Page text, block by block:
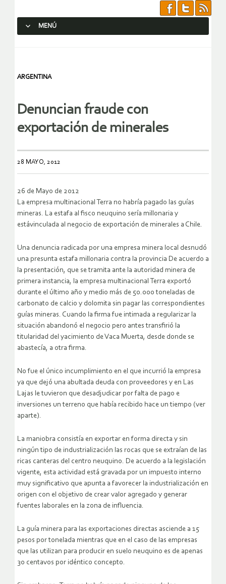
MENÚ
ARGENTINA
Denuncian fraude con
exportación de minerales
28 MAYO, 2012
26 de Mayo de 2012
La empresa multinacional Terra no habría pagado las guías
mineras. La estafa al fisco neuquino sería millonaria y
estávinculada al negocio de exportación de minerales a Chile.
Una denuncia radicada por una empresa minera local desnudó
una presunta estafa millonaria contra la provincia De acuerdo a
la presentación, que se tramita ante la autoridad minera de
primera instancia, la empresa multinacional Terra exportó
durante el último año y medio más de 50.000 toneladas de
carbonato de calcio y dolomita sin pagar las correspondientes
guías mineras. Cuando la firma fue intimada a regularizar la
situación abandonó el negocio pero antes transfirió la
titularidad del yacimiento de Vaca Muerta, desde donde se
abastecía, a otra firma.
No fue el único incumplimiento en el que incurrió la empresa
ya que dejó una abultada deuda con proveedores y en Las
Lajas le tuvieron que desadjudicar por falta de pago e
inversiones un terreno que había recibido hace un tiempo (ver
aparte).
La maniobra consistía en exportar en forma directa y sin
ningún tipo de industrialización las rocas que se extraían de las
ricas canteras del centro neuquino. De acuerdo a la legislación
vigente, esta actividad está gravada por un impuesto interno
muy significativo que apunta a favorecer la industrialización en
origen con el objetivo de crear valor agregado y generar
fuentes laborales en la zona de influencia.
La guía minera para las exportaciones directas asciende a 15
pesos por tonelada mientras que en el caso de las empresas
que las utilizan para producir en suelo neuquino es de apenas
30 centavos por idéntico concepto.